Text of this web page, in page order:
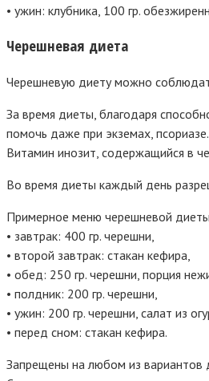
• ужин: клубника, 100 гр.
Черешневая диета
Черешневую диету можно
За время диеты, благодаря
помочь даже при экземах, псориазе.
Витамин инозит, содержащийся в
Во время диеты каждый день
Примерное меню черешневой
• завтрак: 400 гр. черешни,
• второй завтрак: стакан кефира,
• обед: 250 гр. черешни, порция
• полдник: 200 гр. черешни,
• ужин: 200 гр. черешни, салат из
• перед сном: стакан кефира.
Запрещены на любом из вариантов